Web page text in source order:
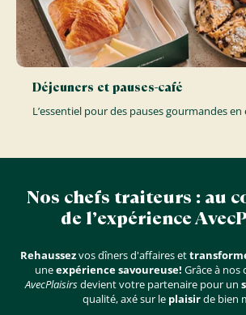
Déjeuners et pauses-café
L’essentiel pour des pauses gourmandes en
Nos chefs traiteurs : au
de l’expérience
Rehaussezvos dîners d'affaires et
uneexpérience savoureuse! Grâce à nos
AvecPlaisirsdevient votre partenaire pour un
qualité, axé sur leplaisirde bien